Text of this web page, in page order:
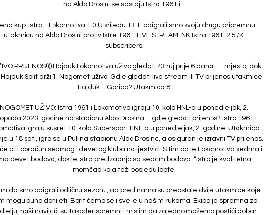
na Aldo Drosini se sastaju Istra 1961 i ...
kup: Istra - Lokomotiva 1:0 U srijedu 13.1. odigrali smo svoju drugu pripremnu
utakmicu na Aldo Drosini protiv Istre 1961. LIVE STREAM: NK Istra 1961. 2.57K
subscribers.
PRIJENOS!))) Hajduk Lokomotiva uživo gledati 23 ruj prije 6 dana — mjesto, dok
Hajduk Split drži 1. Nogomet uživo: Gdje gledati live stream ili TV prijenos utakmice
Hajduk – Gorica? Utakmica 8.
NOGOMET UŽIVO: Istra 1961 i Lokomotiva igraju 10. kolo HNL-a u ponedjeljak, 2.
2023. godine na stadionu Aldo Drosina – gdje gledati prijenos? Istra 1961 i
igraju susret 10. kola Supersport HNL-a u ponedjeljak, 2. godine. Utakmica
u 18 sati, igra se u Puli na stadionu Aldo Drosina, a osiguran je izravni TV prijenos.
će biti obračun sedmog i devetog kluba na ljestvici. S tim da je Lokomotiva sedma i
devet bodova, dok je Istra predzadnja sa sedam bodova. “Istra je kvalitetna
momčad koja teži posjedu lopte.
da smo odigrali odličnu sezonu, aa pred nama su preostale dvije utakmice koje
mogu puno donijeti. Borit ćemo se i sve je u našim rukama. Ekipa je spremna za
naši navijači su također spremni i mislim da zajedno možemo postići dobar